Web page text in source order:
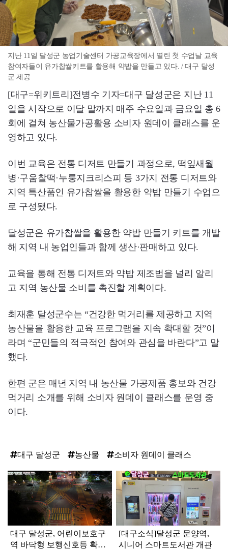
지난 11일 달성군 농업기술센터 가공교육장에서 열린 첫 수업날 교육
참여자들이 유가찹쌀키트를 활용해 약밥을 만들고 있다. / 대구 달성
군 제공
[대구=위키트리]전병수 기자=대구 달성군은 지난 11
일을 시작으로 이달 말까지 매주 수요일과 금요일 총 6
회에 걸쳐 농산물가공활용 소비자 원데이 클래스를 운
영하고 있다.
이번 교육은 전통 디저트 만들기 과정으로, 떡잎새월
병·구움찰떡·누룽지크리스피 등 3가지 전통 디저트와
지역 특산품인 유가찹쌀을 활용한 약밥 만들기 수업으
로 구성됐다.
달성군은 유가찹쌀을 활용한 약밥 만들기 키트를 개발
해 지역 내 농업인들과 함께 생산·판매하고 있다.
교육을 통해 전통 디저트와 약밥 제조법을 널리 알리
고 지역 농산물 소비를 촉진할 계획이다.
최재훈 달성군수는 “건강한 먹거리를 제공하고 지역
농산물을 활용한 교육 프로그램을 지속 확대할 것”이
라며 “군민들의 적극적인 참여와 관심을 바란다”고 말
했다.
한편 군은 매년 지역 내 농산물 가공제품 홍보와 건강
먹거리 소개를 위해 소비자 원데이 클래스를 운영 중
이다.
대구 달성군 농산물 소비자 원데이 클래스
탑
라
인
대구 달성군, 어린이보호구
역 바닥형 보행신호등 확대
[대구소식]달성군 문양역,
시니어 스마트도서관 개관